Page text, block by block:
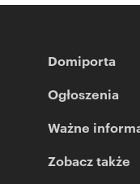
Domiporta
Ogłoszenia
Ważne
Zobacz także